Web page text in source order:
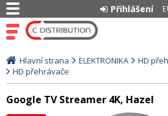
Přihlášení
Hlavní strana ELEKTRONIKA
HD
HD přehrávače
Google TV Streamer 4K, Hazel